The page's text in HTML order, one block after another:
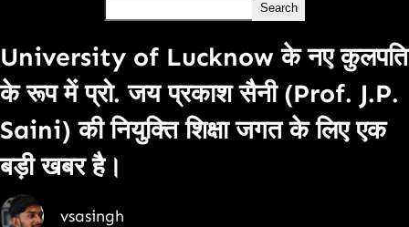
Search
University of Lucknow के नए कुलपति
के रूप में प्रो. जय प्रकाश सैनी (Prof. J.P.
Saini) की नियुक्ति शिक्षा जगत के लिए एक
बड़ी खबर है।
vsasingh